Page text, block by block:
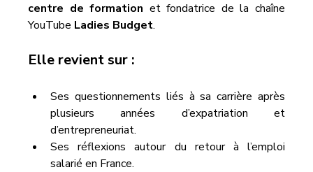
centre de formation et fondatrice de la chaîne
YouTube Ladies Budget.
Elle revient sur :
Ses questionnements liés à sa carrière après
plusieurs années d’expatriation et
d’entrepreneuriat.
Ses réflexions autour du retour à l’emploi
salarié en France.